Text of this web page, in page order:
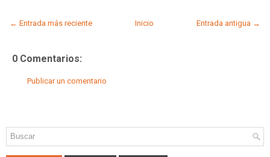
← Entrada más reciente Entrada antigua →
Inicio
0 Comentarios:
Publicar un comentario